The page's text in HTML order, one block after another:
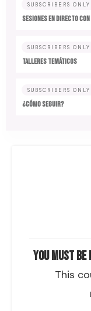
You must
This
SUBSCRIBERS ONLY
SESIONES EN DIRECTO
SUBSCRIBERS ONLY
TALLERES TEMÁTICOS
SUBSCRIBERS ONLY
¿CÓMO SEGUIR?